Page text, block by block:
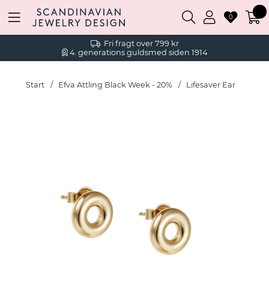
Fri fragt over 799 kr
4. generations guldsmed siden 1914
0
Start Efva Attling Black Week - 20% Lifesaver Ear